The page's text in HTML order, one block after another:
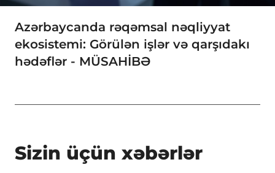
Azərbaycanda rəqəmsal nəqliyyat
ekosistemi: Görülən işlər və qarşıdakı
hədəflər - MÜSAHİBƏ
Sizin üçün xəbərlər